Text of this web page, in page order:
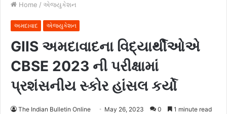
Home / એજ્યુકેશન
અમદાવાદ એજ્યુકેશન
GIIS અમદાવાદના વિદ્યાર્થીઓએ
CBSE 2023 ની પરીક્ષામાં
પ્રશંસનીય સ્કોર હાંસલ કર્યો
The Indian Bulletin Online May 26, 2023 0 1 minute read